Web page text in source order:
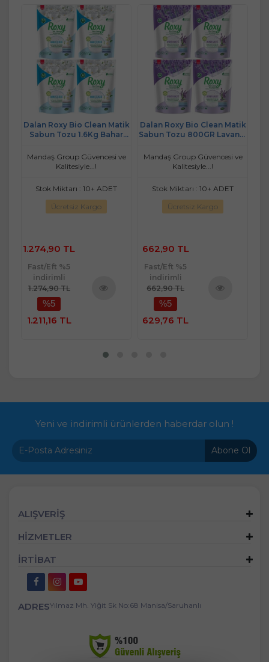
Dalan Roxy Bio Clean Matik
Sabun Tozu 1.6Kg Bahar
Yıkama)
Mandaş Group Güvencesi ve
Kalitesiyle...!
Stok Miktarı : 10+ ADET
Ücretsiz Kargo
1.274,90 TL
Fast/Eft %5
indirimli
1.274,90 TL
%5
1.211,16 TL
Dalan Roxy Bio Clean Matik
Sabun Tozu 800GR Lavanta
Yıkama)
Mandaş Group Güvencesi ve
Kalitesiyle...!
Stok Miktarı : 10+ ADET
Ücretsiz Kargo
662,90 TL
Fast/Eft %5
indirimli
662,90 TL
%5
629,76 TL
Yeni ve indirimli ürünlerden haberdar olun !
Abone Ol
ALIŞVERİŞ
HİZMETLER
İRTİBAT
ADRESYılmaz Mh. Yiğit Sk No:68 Manisa/Saruhanlı